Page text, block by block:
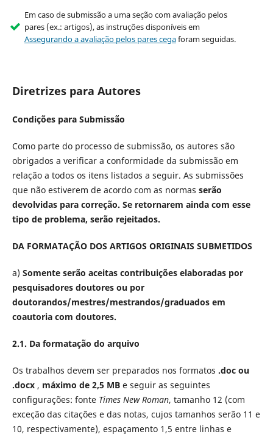
Em caso de submissão a uma seção com avaliação pelos
pares (ex.: artigos), as instruções disponíveis em
Assegurando a avaliação pelos pares cegaforam seguidas.
Diretrizes para Autores
Condições para Submissão
Como parte do processo de submissão, os autores são
obrigados a verificar a conformidade da submissão em
relação a todos os itens listados a seguir. As submissões
que não estiverem de acordo com as normas serão
devolvidas para correção. Se retornarem ainda com esse
tipo de problema, serão rejeitados.
DA FORMATAÇÃO DOS ARTIGOS ORIGINAIS SUBMETIDOS
a) Somente serão aceitas contribuições elaboradas por
pesquisadores doutores ou por
doutorandos/mestres/mestrandos/graduados em
coautoria com doutores.
2.1. Da formatação do arquivo
Os trabalhos devem ser preparados nos formatos .doc ou
.docx, máximo de 2,5 MBe seguir as seguintes
configurações: fonte Times New Roman, tamanho 12 (com
exceção das citações e das notas, cujos tamanhos serão 11 e
10, respectivamente), espaçamento 1,5 entre linhas e